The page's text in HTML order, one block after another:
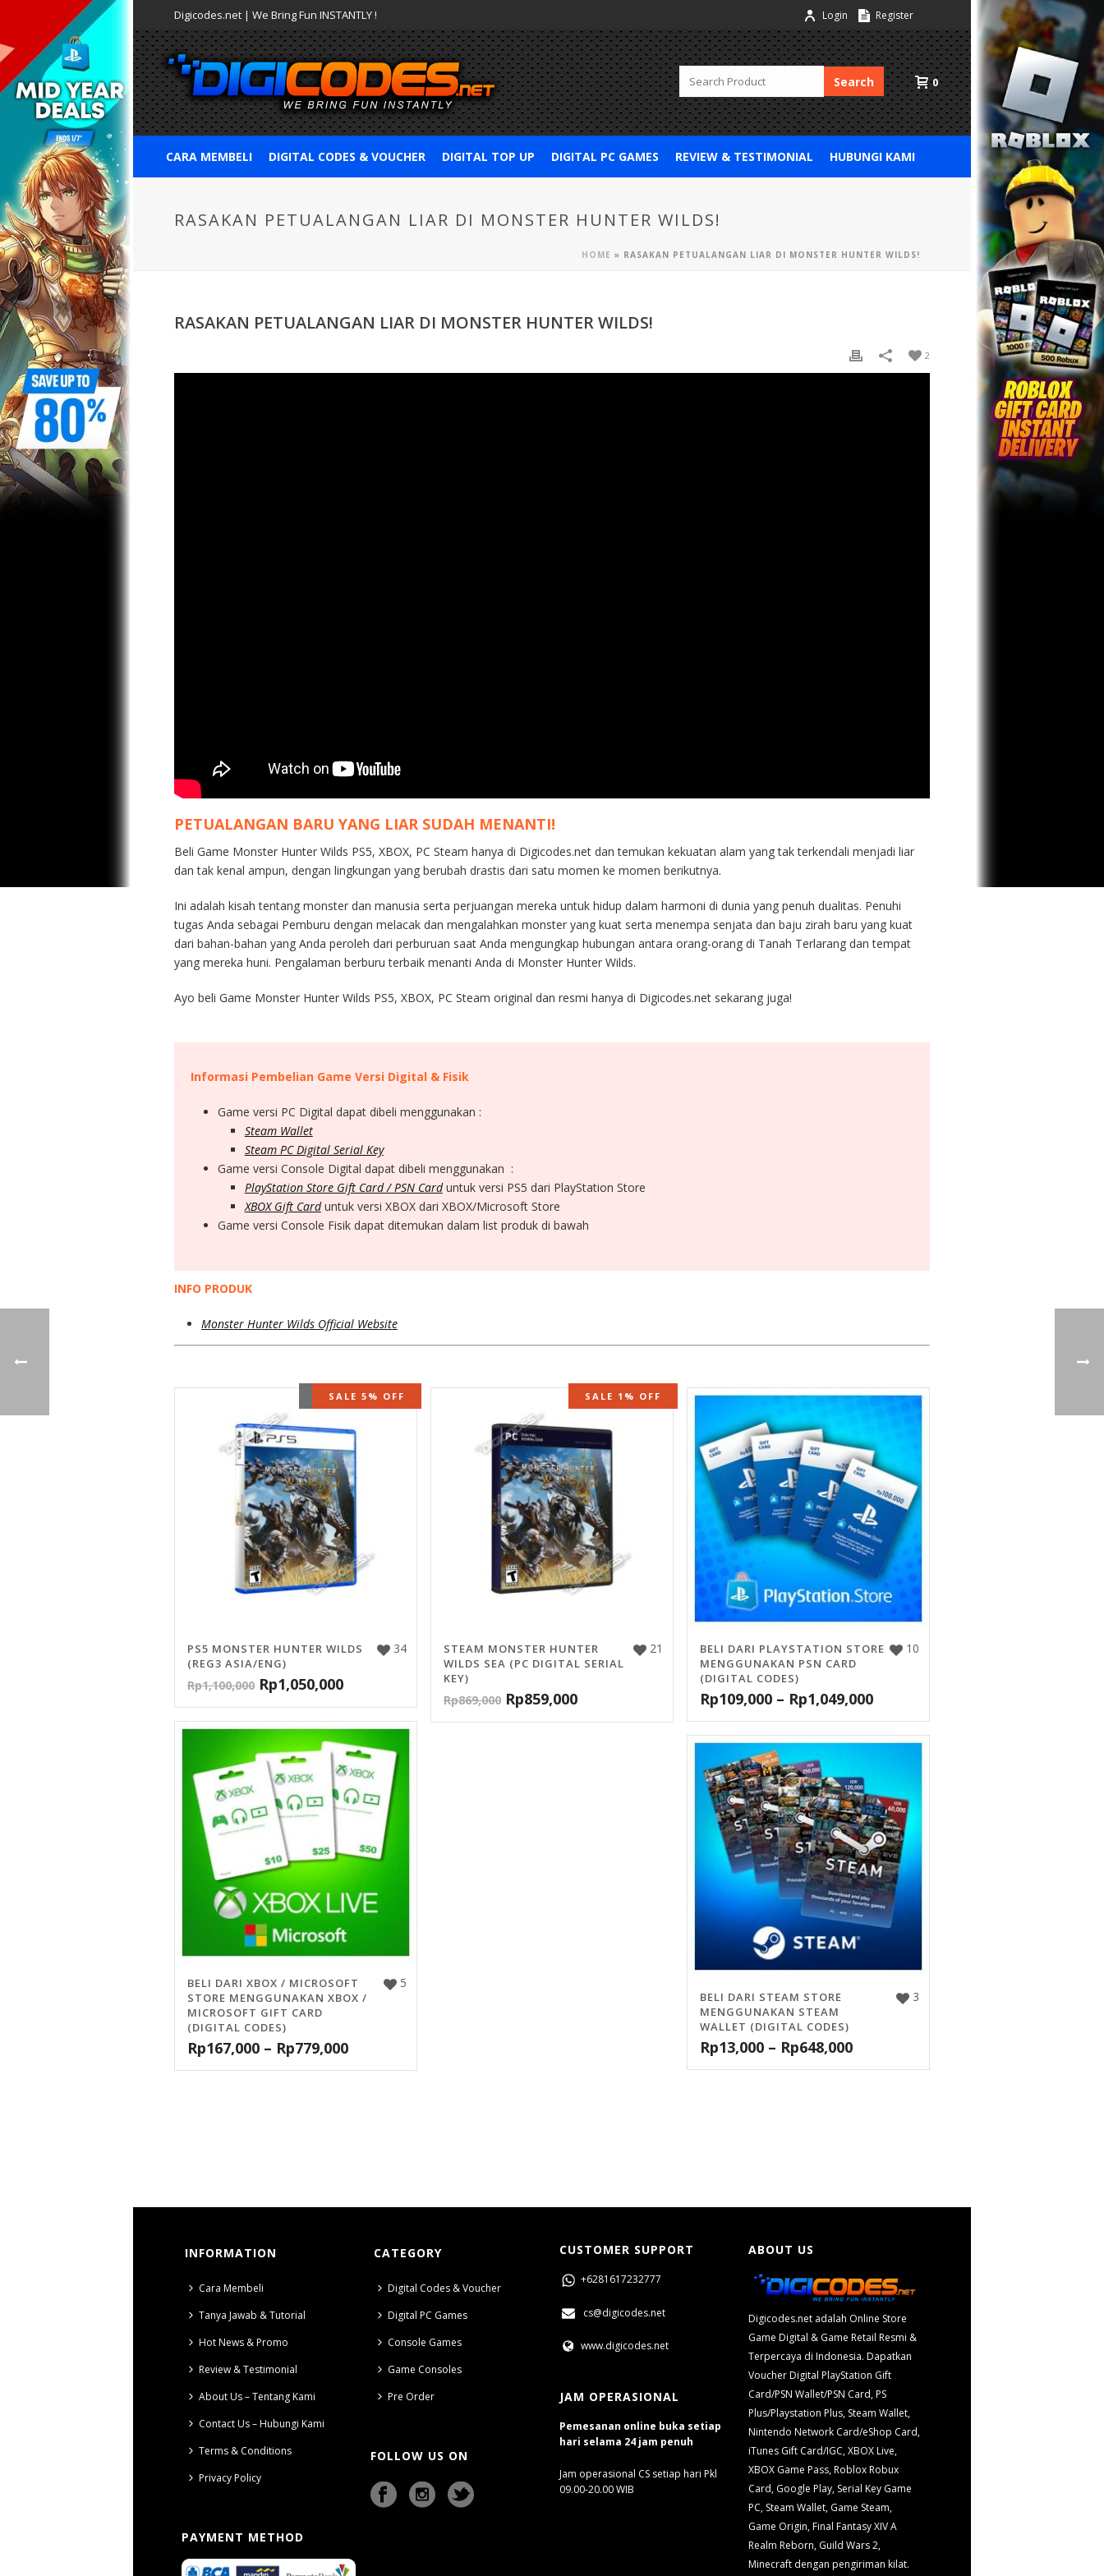
Digicodes.net | We Bring Fun INSTANTLY ! Login Register
Search 0
CARA MEMBELI DIGITAL CODES & VOUCHER DIGITAL TOP UP DIGITAL PC GAMES REVIEW & TESTIMONIAL HUBUNGI KAMI
RASAKAN PETUALANGAN LIAR DI MONSTER HUNTER WILDS!
HOME » RASAKAN PETUALANGAN LIAR DI MONSTER HUNTER WILDS!
RASAKAN PETUALANGAN LIAR DI MONSTER HUNTER WILDS!
2
PETUALANGAN BARU YANG LIAR SUDAH MENANTI!
Beli Game Monster Hunter Wilds PS5, XBOX, PC Steam hanya di Digicodes.net dan temukan kekuatan alam yang tak terkendali menjadi liar
dan tak kenal ampun, dengan lingkungan yang berubah drastis dari satu momen ke momen berikutnya.
Ini adalah kisah tentang monster dan manusia serta perjuangan mereka untuk hidup dalam harmoni di dunia yang penuh dualitas. Penuhi
tugas Anda sebagai Pemburu dengan melacak dan mengalahkan monster yang kuat serta menempa senjata dan baju zirah baru yang kuat
dari bahan-bahan yang Anda peroleh dari perburuan saat Anda mengungkap hubungan antara orang-orang di Tanah Terlarang dan tempat
yang mereka huni. Pengalaman berburu terbaik menanti Anda di Monster Hunter Wilds.
Ayo beli Game Monster Hunter Wilds PS5, XBOX, PC Steam original dan resmi hanya di Digicodes.net sekarang juga!
Informasi Pembelian Game Versi Digital & Fisik
Game versi PC Digital dapat dibeli menggunakan :
Steam Wallet
Steam PC Digital Serial Key
Game versi Console Digital dapat dibeli menggunakan :
PlayStation Store Gift Card / PSN Carduntuk versi PS5 dari PlayStation Store
XBOX Gift Carduntuk versi XBOX dari XBOX/Microsoft Store
Game versi Console Fisik dapat ditemukan dalam list produk di bawah
INFO PRODUK
Monster Hunter Wilds Official Website
OUT OF STOCK
SALE 5% OFF
34
PS5 MONSTER HUNTER WILDS
(REG3 ASIA/ENG)
Rp1,100,000 Rp1,050,000
SALE 1% OFF
21
STEAM MONSTER HUNTER
WILDS SEA (PC DIGITAL SERIAL
KEY)
Rp869,000 Rp859,000
10
BELI DARI PLAYSTATION STORE
MENGGUNAKAN PSN CARD
(DIGITAL CODES)
Rp109,000– Rp1,049,000
5
BELI DARI XBOX / MICROSOFT
STORE MENGGUNAKAN XBOX /
MICROSOFT GIFT CARD
(DIGITAL CODES)
Rp167,000 – Rp779,000
3
BELI DARI STEAM STORE
MENGGUNAKAN STEAM
WALLET (DIGITAL CODES)
Rp13,000– Rp648,000
INFORMATION
Cara Membeli
Tanya Jawab & Tutorial
Hot News & Promo
Review & Testimonial
About Us – Tentang Kami
Contact Us – Hubungi Kami
Terms & Conditions
Privacy Policy
PAYMENT METHOD
CATEGORY
Digital Codes & Voucher
Digital PC Games
Console Games
Game Consoles
Pre Order
FOLLOW US ON
CUSTOMER SUPPORT
+6281617232777
cs@digicodes.net
www.digicodes.net
JAM OPERASIONAL
Pemesanan online buka setiap
hari selama 24 jam penuh
Jam operasional CS setiap hari Pkl
09.00-20.00 WIB
ABOUT US
Digicodes.net adalah Online Store
Game Digital & Game Retail Resmi &
Terpercaya di Indonesia. Dapatkan
Voucher Digital PlayStation Gift
Card/PSN Wallet/PSN Card, PS
Plus/Playstation Plus, Steam Wallet,
Nintendo Network Card/eShop Card,
iTunes Gift Card/IGC, XBOX Live,
XBOX Game Pass, Roblox Robux
Card, Google Play, Serial Key Game
PC, Steam Wallet, Game Steam,
Game Origin, Final Fantasy XIV A
Realm Reborn, Guild Wars 2,
Minecraft dengan pengiriman kilat.